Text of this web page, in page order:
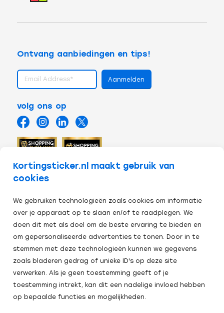
Kortingsticker.nl maakt gebruik van
cookies
We gebruiken technologieën zoals cookies om informatie
over je apparaat op te slaan en/of te raadplegen. We
doen dit met als doel om de beste ervaring te bieden en
om gepersonaliseerde advertenties te tonen. Door in te
stemmen met deze technologieën kunnen we gegevens
zoals bladeren gedrag of unieke ID's op deze site
verwerken. Als je geen toestemming geeft of je
toestemming intrekt, kan dit een nadelige invloed hebben
op bepaalde functies en mogelijkheden.
Ontvang aanbiedingen en tips!
volg ons op
Veilig afrekenen: